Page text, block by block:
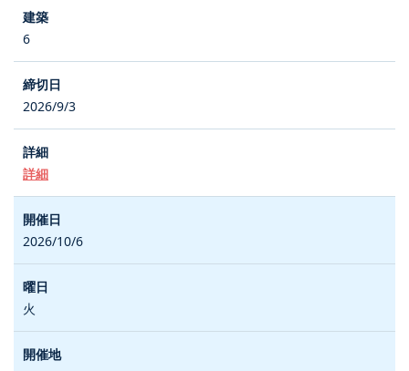
6
2026/9/3
詳細
2026/10/6
火